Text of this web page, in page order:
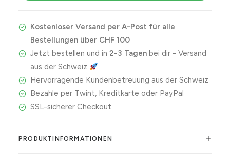
Kostenloser Versand per A-Post für alle
Bestellungen über CHF 100
Jetzt bestellen und in 2-3 Tagenbei dir - Versand
aus der Schweiz
Hervorragende Kundenbetreuung aus der Schweiz
Bezahle per Twint, Kreditkarte oder PayPal
SSL-sicherer Checkout
PRODUKTINFORMATIONEN